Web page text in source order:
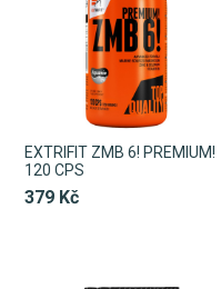
EXTRIFIT ZMB 6! PREMIUM!
120 CPS
379 Kč